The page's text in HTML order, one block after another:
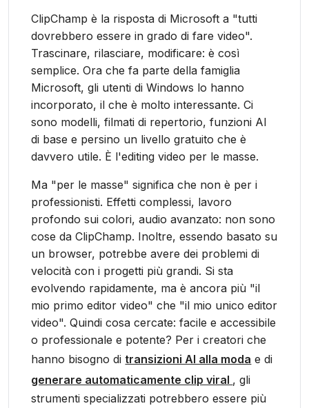
ClipChamp è la risposta di Microsoft a "tutti
dovrebbero essere in grado di fare video".
Trascinare, rilasciare, modificare: è così
semplice. Ora che fa parte della famiglia
Microsoft, gli utenti di Windows lo hanno
incorporato, il che è molto interessante. Ci
sono modelli, filmati di repertorio, funzioni AI
di base e persino un livello gratuito che è
davvero utile. È l'editing video per le masse.
Ma "per le masse" significa che non è per i
professionisti. Effetti complessi, lavoro
profondo sui colori, audio avanzato: non sono
cose da ClipChamp. Inoltre, essendo basato su
un browser, potrebbe avere dei problemi di
velocità con i progetti più grandi. Si sta
evolvendo rapidamente, ma è ancora più "il
mio primo editor video" che "il mio unico editor
video". Quindi cosa cercate: facile e accessibile
o professionale e potente? Per i creatori che
hanno bisogno di transizioni AI alla moda e di
generare automaticamente clip viral , gli
strumenti specializzati potrebbero essere più